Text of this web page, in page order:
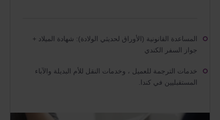
المساعدة القانونية (الأوراق لحديثي الولادة): شهادة الميلاد +
جواز السفر الكندي
خدمات الترجمة للعميل ، وخدمات النقل للأم البديلة والآباء
المستقبليين في كندا.